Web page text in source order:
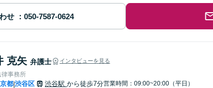
せ
克矢 弁護士 インタビューを見る
律事務所
都|渋谷区 渋谷駅 から徒歩7分営業時間：09:00~20:00（平日）